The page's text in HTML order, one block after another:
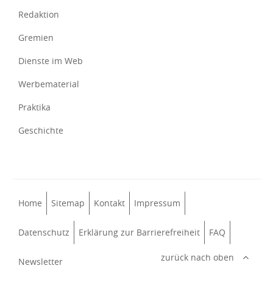
Redaktion
Gremien
Dienste im Web
Werbematerial
Praktika
Geschichte
Home Sitemap Kontakt Impressum
Datenschutz Erklärung zur Barrierefreiheit FAQ
Newsletter zurück nach oben